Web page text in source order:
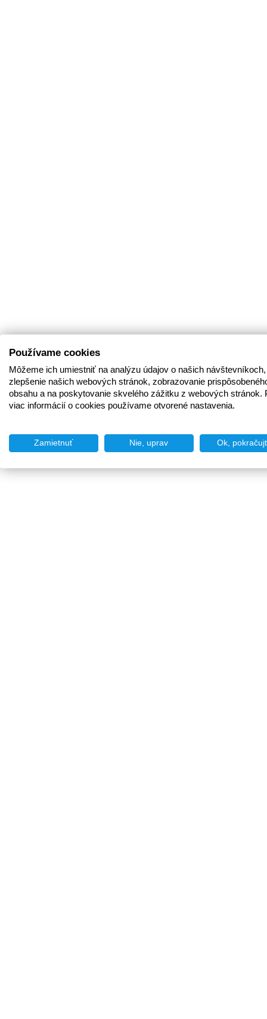
Používame cookies
Môžeme ich umiestniť na analýzu údajov o našich
zlepšenie našich webových stránok, zobrazovanie
obsahu a na poskytovanie skvelého zážitku z webových stránok.
viac informácií o cookies používame otvorené nastavenia.
Zamietnuť Nie, uprav Ok,